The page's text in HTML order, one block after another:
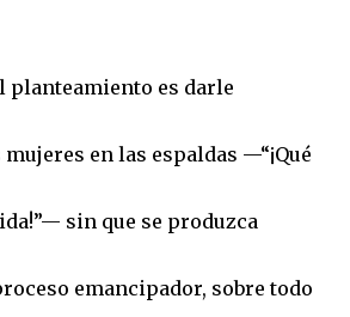
planteamiento es darle
en las espaldas —“¡Qué
sin que se produzca
emancipador, sobre todo